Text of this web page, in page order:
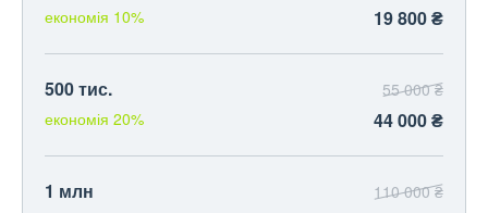
економія 10% 19 800 ₴
500 тис.
економія 20%
55 000 ₴
44 000 ₴
1 млн 110 000 ₴